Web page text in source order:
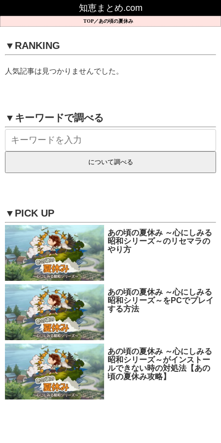
知恵まとめ.com
あの頃の夏休み
▼RANKING
人気記事は見つかりませんでした。
▼キーワードで調べる
▼PICK UP
あの頃の夏休み ～心にしみる
昭和シリーズ～のリセマラの
やり方
あの頃の夏休み ～心にしみる
昭和シリーズ～をPCでプレイ
する方法
あの頃の夏休み ～心にしみる
昭和シリーズ～がインストー
ルできない時の対処法【あの
頃の夏休み攻略】